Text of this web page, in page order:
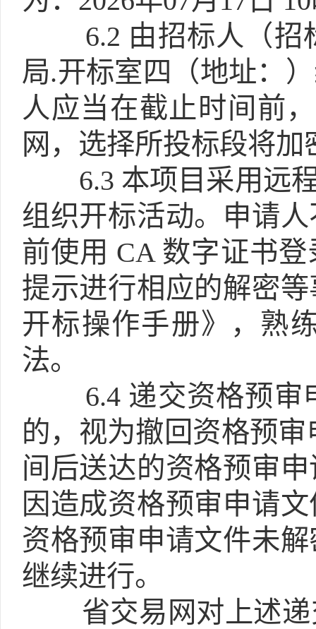
6.2 由招标人（招
局.开标室四（地址：
人应当在截止时间前
网，选择所投标段将
6.3 本项目采用远
组织开标活动。申请
前使用 CA 数字证书
提示进行相应的解密
开标操作手册》，熟
法。
6.4 递交资格预审
的，视为撤回资格预
间后送达的资格预审
因造成资格预审申请
资格预审申请文件未
继续进行。
省交易网对上述